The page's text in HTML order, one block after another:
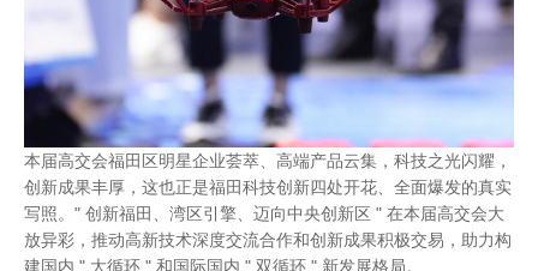
本届高交会福田区明星企业荟萃、高端产品云集，科技之光闪耀，
创新成果丰厚，这也正是福田科技创新四处开花、全面爆发的真实
写照。" 创新福田、湾区引擎、迈向中央创新区 " 在本届高交会大
放异彩，推动高新技术深度交流合作和创新成果积极交易，助力构
建国内 " 大循环 " 和国际国内 " 双循环 " 新发展格局。